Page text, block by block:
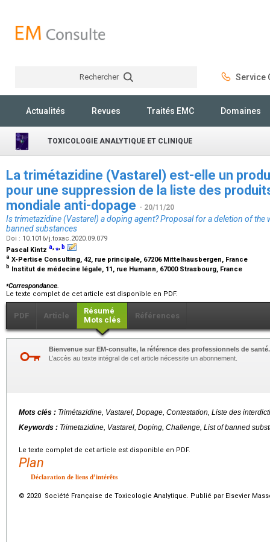
Rechercher Service
Actualités Revues Traités EMC Domaines
TOXICOLOGIE ANALYTIQUE ET CLINIQUE
La trimétazidine (Vastarel) est-elle un
pour une suppression de la liste des
mondiale anti-dopage - 20/11/20
Is trimetazidine (Vastarel) a doping agent? Proposal for a deletion of
banned substances
Doi : 10.1016/j.toxac.2020.09.079
Pascal Kintz a,⁎, b
a X-Pertise Consulting, 42, rue principale, 67206 Mittelhausbergen, France
b Institut de médecine légale, 11, rue Humann, 67000 Strasbourg, France
⁎Correspondance.
Le texte complet de cet article est disponible en PDF.
PDF Article
Résumé
Mots clés
Références
Bienvenue sur EM-consulte, la référence des professionnels de santé.
L’accès au texte intégral de cet article nécessite un abonnement.
Mots clés : Trimétazidine, Vastarel, Dopage, Contestation, Liste des
Keywords : Trimetazidine, Vastarel, Doping, Challenge, List of banned
Le texte complet de cet article est disponible en PDF.
Plan
Déclaration de liens d’intérêts
© 2020 Société Française de Toxicologie Analytique. Publié par Elsevier